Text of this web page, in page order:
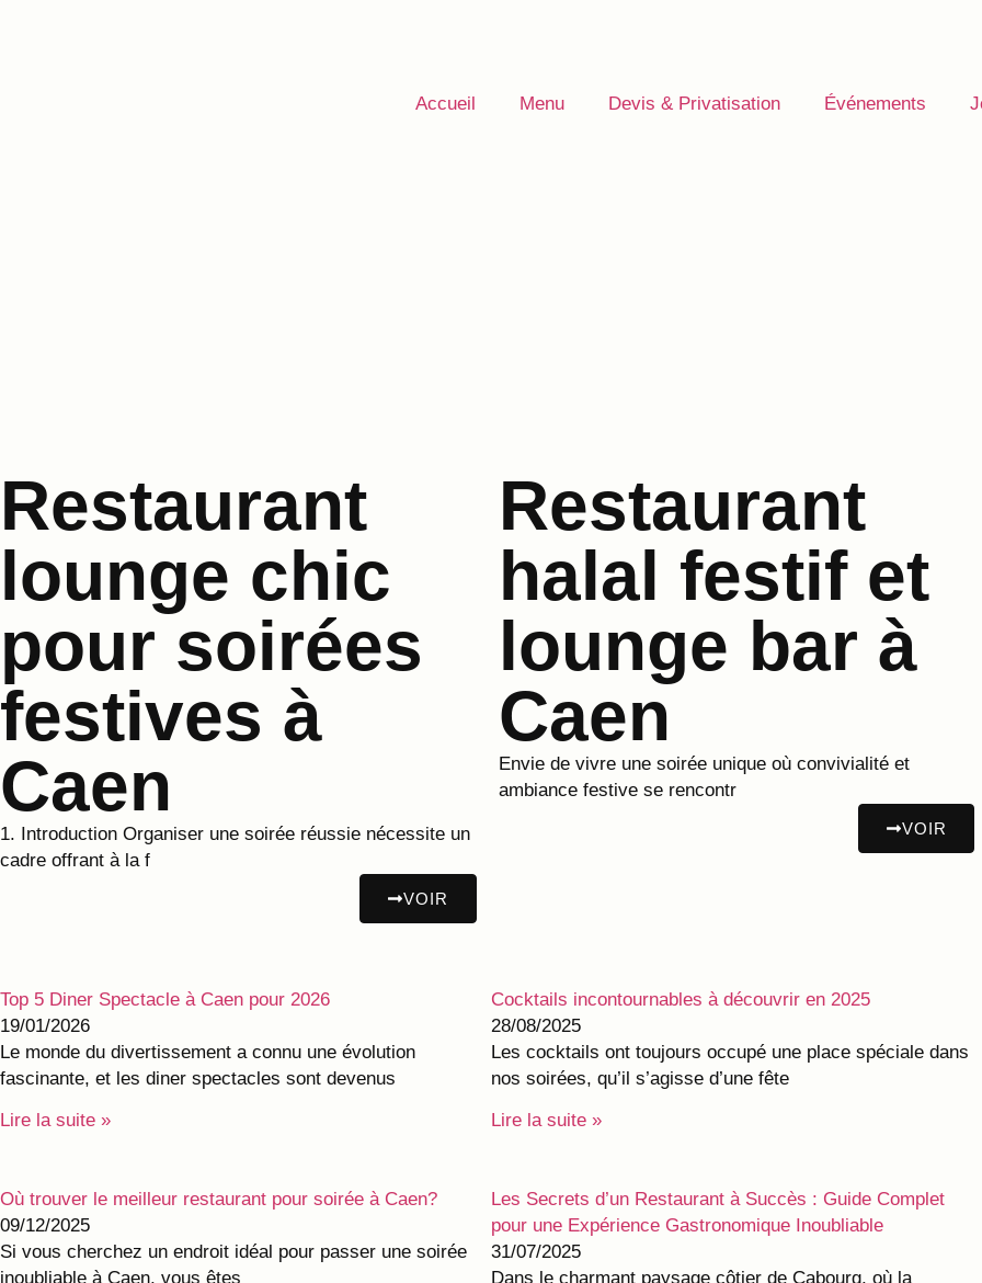
Accueil Menu Devis & Privatisation Événements
Restaurant
lounge chic
pour soirées
festives à
Caen
1. Introduction Organiser une soirée réussie nécessite un
cadre offrant à la f
VOIR
Restaurant
halal festif et
lounge bar à
Caen
Envie de vivre une soirée unique où convivialité et
ambiance festive se rencontr
VOIR
Top 5 Diner Spectacle à Caen pour 2026
19/01/2026
Le monde du divertissement a connu une évolution
fascinante, et les diner spectacles sont devenus
Lire la suite »
Cocktails incontournables à découvrir en 2025
28/08/2025
Les cocktails ont toujours occupé une place spéciale dans
nos soirées, qu’il s’agisse d’une fête
Lire la suite »
Où trouver le meilleur restaurant pour soirée à Caen?
09/12/2025
Si vous cherchez un endroit idéal pour passer une soirée
inoubliable à Caen, vous êtes
Les Secrets d’un Restaurant à Succès : Guide Complet
pour une Expérience Gastronomique Inoubliable
31/07/2025
Dans le charmant paysage côtier de Cabourg, où la